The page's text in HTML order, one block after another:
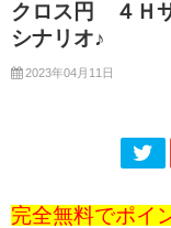
クロス円 ４Ｈ
シナリオ♪
2023年04月11日
完全無料でポイ